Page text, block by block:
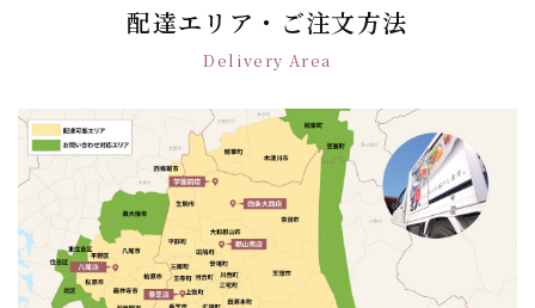
ン
配達エリア・ご注文方法
Delivery Area